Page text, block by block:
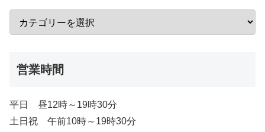
営業時間
平日 昼12時～19時30分
土日祝 午前10時～19時30分